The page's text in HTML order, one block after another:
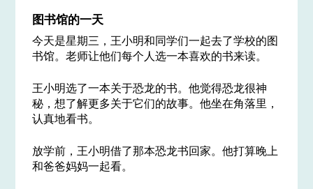
图书馆的一天
今天是星期三，王小明和同学们一起去了学校的图
书馆。老师让他们每个人选一本喜欢的书来读。
王小明选了一本关于恐龙的书。他觉得恐龙很神
秘，想了解更多关于它们的故事。他坐在角落里，
认真地看书。
放学前，王小明借了那本恐龙书回家。他打算晚上
和爸爸妈妈一起看。